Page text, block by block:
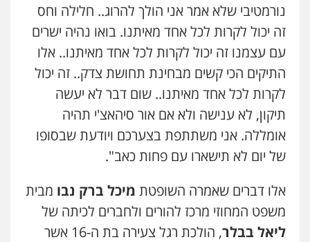
עו"ד דרוויש נאשף
פלילי פשיעה חמורה זכויות אדם
0527448141
עו"ד מוחמד סביחאת
0525077716
סלימאן אבו שעירה – משרד עורכי דין
פלילי בטחוני צבאי נזיקין
0547780927
נורמטיבי שלא אמר אני הולך להרוג.. חלילה וחס
זה יכול לקרות לכל אחד מאיתנו. בואו נהיה ישרים
עם עצמנו זה יכול לקרות לכל אחד מאיתנו.. אלו
התיקים הכי קשים מבחינת תחושת צדק.. זה יכול
לקרות לכל אחד מאיתנו.. שום דבר לא יעשה
תיקון, לא ענישה ולא אם אור סיהאצ'י תהיה
אומללה. אני משתתפת בצערכם ויודעת שבסופו
של יום לא תישארו עם פחות כאב".
אלו דברים שאמרה השופטת מיכל ברק נבו מבית
משפט המחוזי מרכז להורים ולחברים לכיתה של
ליאל בבלר
, הולכת רגל צעירה בת ה-16 אשר